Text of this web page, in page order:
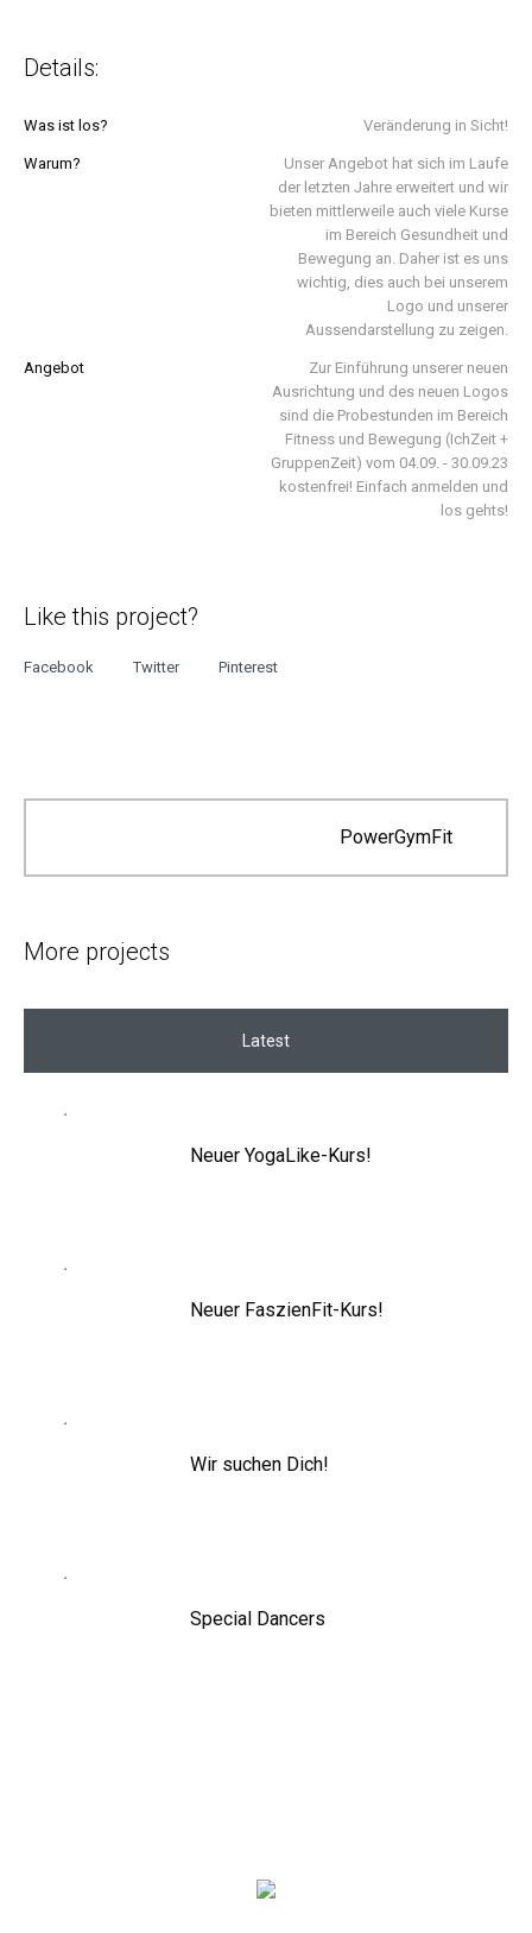
Details:
Was ist los? Veränderung in Sicht!
Warum?
Unser Angebot hat sich im Laufe
der letzten Jahre erweitert und wir
bieten mittlerweile auch viele Kurse
im Bereich Gesundheit und
Bewegung an. Daher ist es uns
wichtig, dies auch bei unserem
Logo und unserer
Aussendarstellung zu zeigen.
Angebot
Zur Einführung unserer neuen
Ausrichtung und des neuen Logos
sind die Probestunden im Bereich
Fitness und Bewegung (IchZeit +
GruppenZeit) vom 04.09. - 30.09.23
kostenfrei! Einfach anmelden und
los gehts!
Like this project?
Facebook Twitter Pinterest
PowerGymFit
More projects
Latest
Neuer YogaLike-Kurs!
Neuer FaszienFit-Kurs!
Wir suchen Dich!
Special Dancers